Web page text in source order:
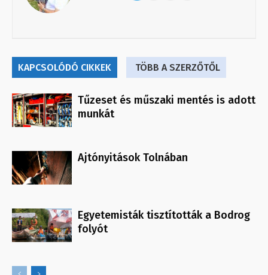
KAPCSOLÓDÓ CIKKEK TÖBB A SZERZŐTŐL
Tűzeset és műszaki mentés is adott
munkát
Ajtónyitások Tolnában
Egyetemisták tisztították a Bodrog
folyót